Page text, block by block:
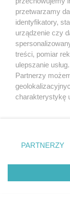
tym także
eksploatacji w
Internecie bez
wykorzystanie
tzn. bez właściwej
ścigane prawnie.
przetwarzamy
identyfikatory,
urządzenie czy
treści, pomiar
ulepszanie
Partnerzy
charakterystykę
zmienić/
znajdujący się
rodzaje
użytkownika,
przetwarzaniu.
PARTNERZY